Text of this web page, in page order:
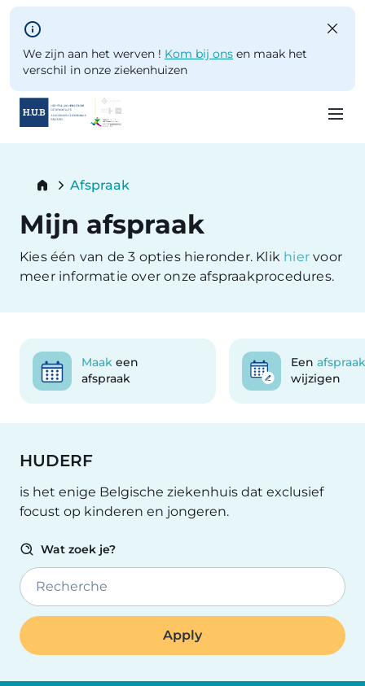
Skip to main content
We zijn aan het werven ! Kom bij ons en maak het
verschil in onze ziekenhuizen
content
Breadcrumb
Current:
Afspraak
Mijn afspraak
Kies één van de 3 opties hieronder. Klik hiervoor
meer informatie over onze afspraakprocedures.
Maak een
afspraak
Een afspraak
wijzigen
HUDERF
is het enige Belgische ziekenhuis dat exclusief
focust op kinderen en jongeren.
Wat zoek je?
Recherche